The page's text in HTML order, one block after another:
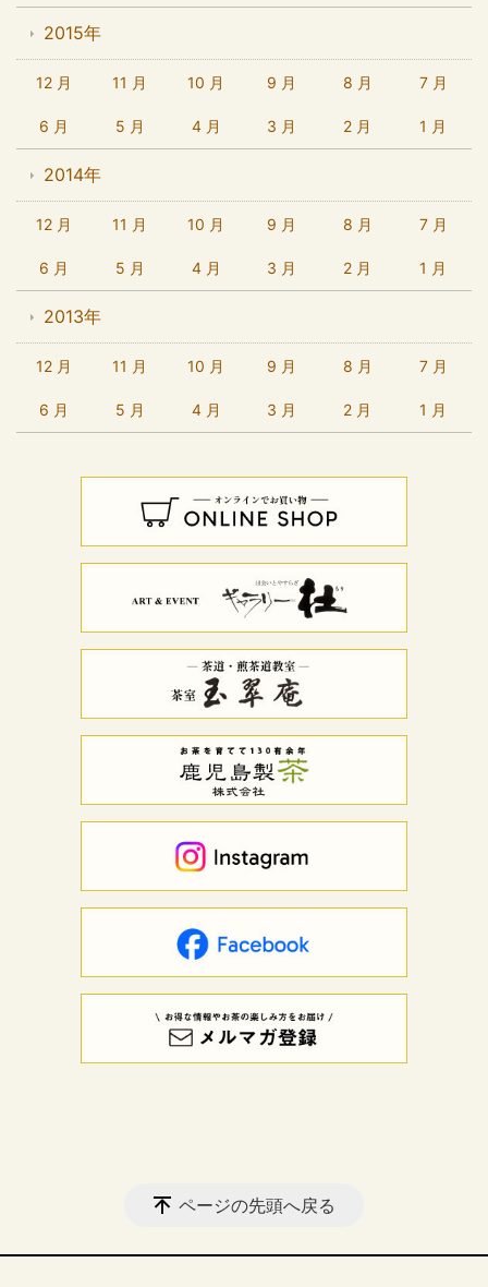
2015年
12 月 11 月 10 月 9 月 8 月 7 月
6 月 5 月 4 月 3 月 2 月 1 月
2014年
12 月 11 月 10 月 9 月 8 月 7 月
6 月 5 月 4 月 3 月 2 月 1 月
2013年
12 月 11 月 10 月 9 月 8 月 7 月
6 月 5 月 4 月 3 月 2 月 1 月
ページの先頭へ戻る